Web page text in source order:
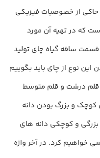
حاکی از خصوصیات فیزیکی
که در تهیه آن مورد
قسمت ساقه گیاه چای تولید
نوع از چای باید بگوییم
قلم درشت و قلم متوسط
و بزرگ بودن دانه
بزرگی و کوچکی دانه های
خواهیم کرد. در آخر واژه